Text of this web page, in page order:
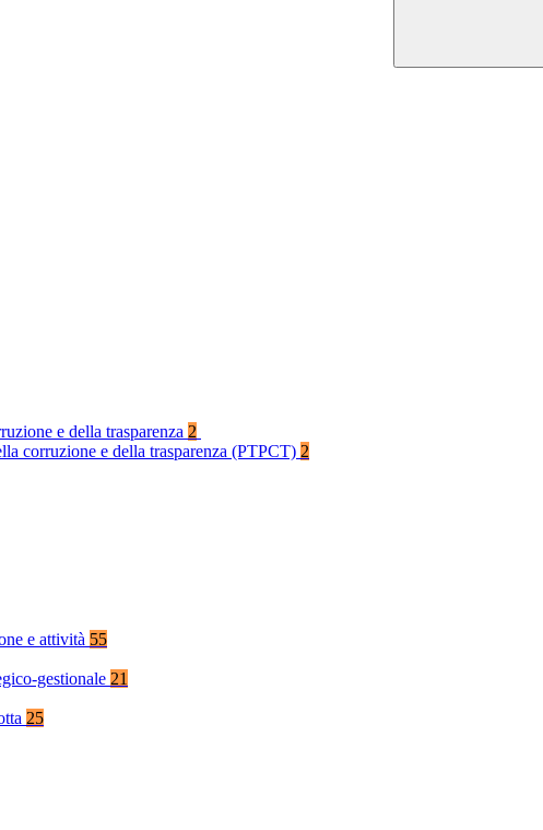
e della trasparenza 2
corruzione e della trasparenza (PTPCT) 2
e attività 55
gestionale 21
25